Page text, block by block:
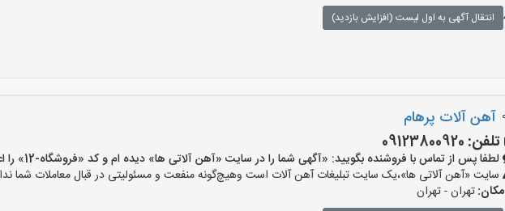
انتقال آگهی به اول لیست (افزایش بازدید)
آهن آلات پرهام
تلفن: 09123800920
لطفا پس از تماس با فروشنده بگویید: «آگهی شما را در سایت «آهن آلاتی ها» دیده ام و کد «فروشگاه-12» را اعلام کنید»
سایت «آهن آلاتی ها»،یک سایت تبلیغات آهن آلات است وهیچ‌گونه منفعت و مسئولیتی در قبال معاملات شما
مکان:تهران - تهران